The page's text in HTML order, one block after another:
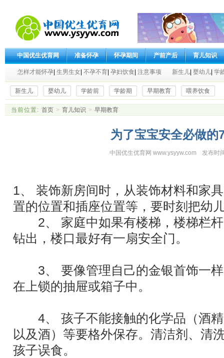
中国优生优育网 准备怀孕 怀孕期间 产前产后 育儿知识
怎样才能怀孕 生男生女 不孕不育 孕妇饮食 注意事项 新生儿 婴幼儿 学
新生儿 婴幼儿 学龄前 学龄期 早期教育 喂养饮食
当前位置: 首页 > 育儿知识 > 早期教育
为了宝宝安全必做的
中国优生优育网 www.ysyyw.com 发布时
1、 装饰新房间时，从装饰材料和家
置的位置和插座位置等，要时刻把幼
2、 家庭中如果有楼梯，楼梯栏杆
钻出，楼口最好有一扇安全门。
3、 要像管理自己的金银首饰一样
在上锁的抽屉或箱子中。
4、 孩子不能接触的化学品（酒精
以及酒）等要格外保存。清洁剂、清
孩子误食。